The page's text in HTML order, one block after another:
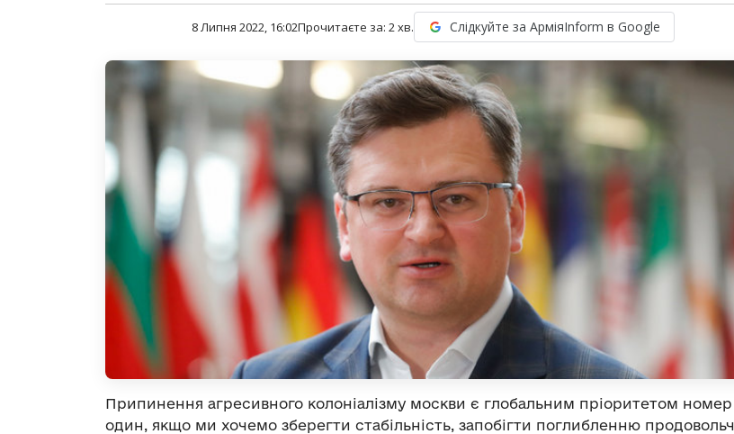
8 Липня 2022, 16:02Прочитаєте за: 2хв. Слідкуйте за АрміяInform в Google
Припинення агресивного колоніалізму москви є глобальним пріоритетом номер
один, якщо ми хочемо зберегти стабільність, запобігти поглибленню